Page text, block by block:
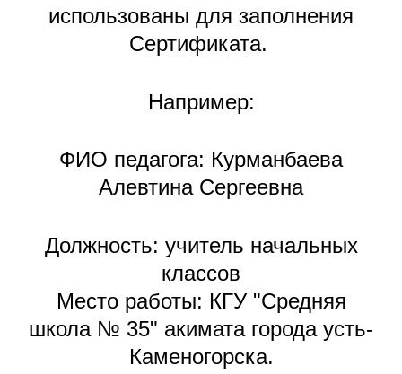
использованы для заполнения
Сертификата.
Например:
ФИО педагога: Курманбаева
Алевтина Сергеевна
Должность: учитель начальных
классов
Место работы: КГУ "Средняя
школа № 35" акимата города усть-
Каменогорска.